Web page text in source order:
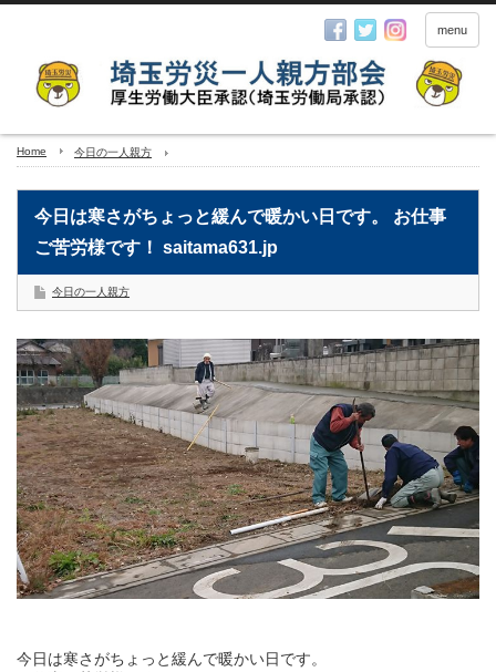
menu
Home 今日の一人親方
今日は寒さがちょっと緩んで暖かい日です。 お仕事
ご苦労様です！ saitama631.jp
今日の一人親方
今日は寒さがちょっと緩んで暖かい日です。